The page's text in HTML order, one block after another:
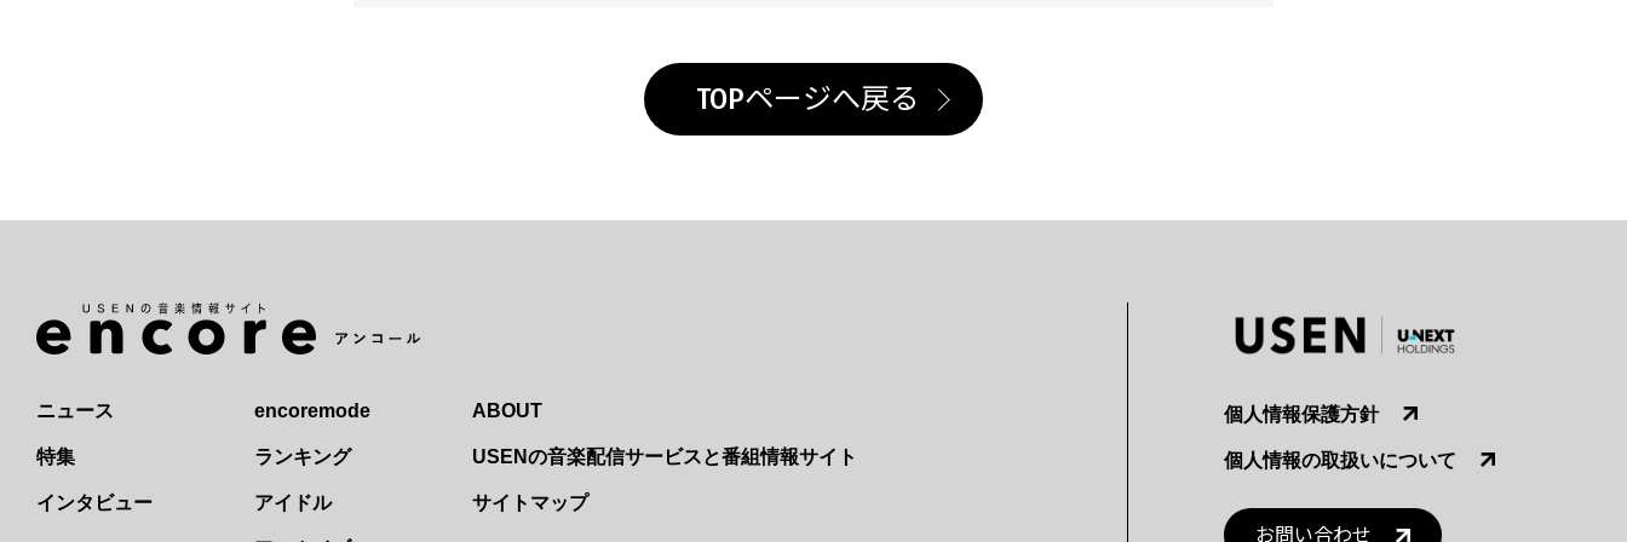
TOPページへ戻る
ニュース
特集
インタビュー
encoremode
ランキング
アイドル
ABOUT
USENの音楽配信サービスと番組情報サイト
サイトマップ
個人情報保護方針
個人情報の取扱いについて
お問い合わせ